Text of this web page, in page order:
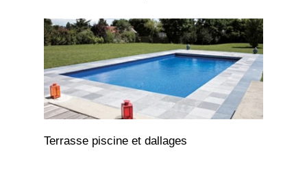
Terrasse piscine et dallages